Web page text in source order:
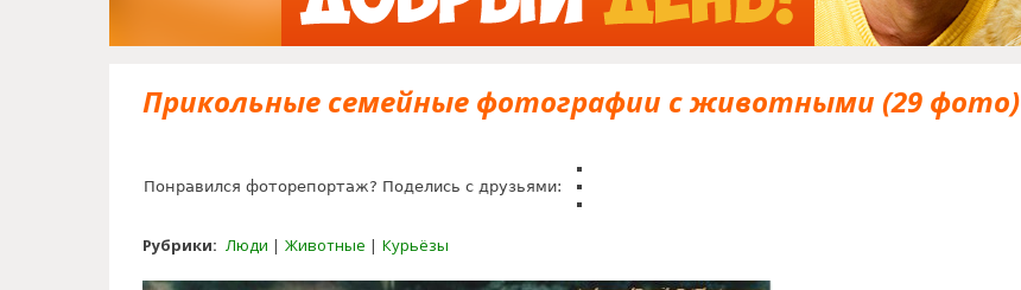
Прикольные семейные фотографии с животными (29 фото)
Понравился фоторепортаж? Поделись с друзьями:
Рубрики: Люди Животные Курьёзы